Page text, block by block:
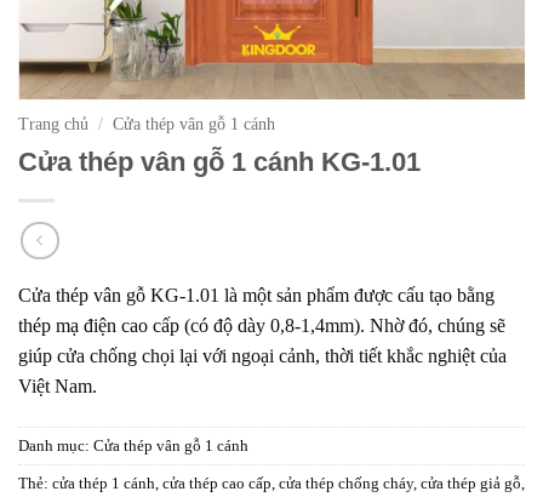
Trang chủ / Cửa thép vân gỗ 1 cánh
Cửa thép vân gỗ 1 cánh KG-1.01
Cửa thép vân gỗ KG-1.01 là một sản phẩm được cấu tạo bằng
thép mạ điện cao cấp (có độ dày 0,8-1,4mm). Nhờ đó, chúng sẽ
giúp cửa chống chọi lại với ngoại cảnh, thời tiết khắc nghiệt của
Việt Nam.
Danh mục: Cửa thép vân gỗ 1 cánh
Thẻ: cửa thép 1 cánh, cửa thép cao cấp, cửa thép chống cháy, cửa thép giả gỗ,